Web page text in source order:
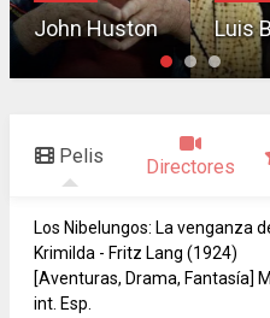
John Huston Luis
Pelis Directores
Los Nibelungos: La venganza
Krimilda - Fritz Lang (1924)
[Aventuras, Drama, Fantasía]
int. Esp.